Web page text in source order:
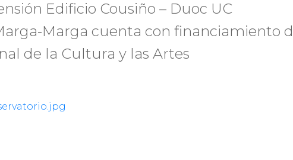
Edificio Cousiño – Duoc UC
Marga cuenta con financiamiento
de la Cultura y las Artes